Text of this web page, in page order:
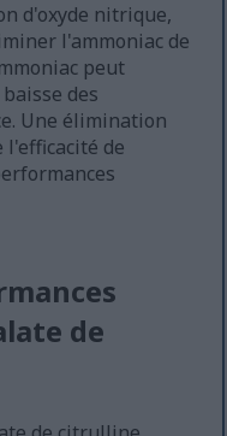
d'oxyde nitrique,
l'ammoniac de
peut
des
Une élimination
l'efficacité de
de